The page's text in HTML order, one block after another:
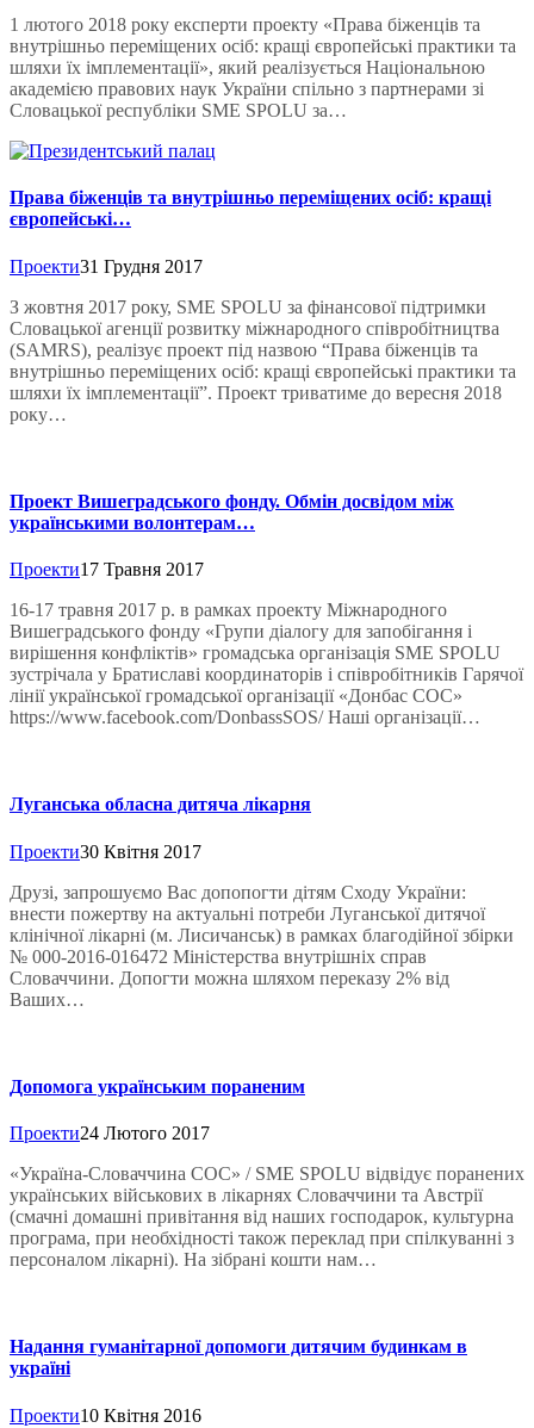
1 лютого 2018 року експерти проекту «Права біженців та
внутрішньо переміщених осіб: кращі європейські практики та
шляхи їх імплементації», який реалізується Національною
академією правових наук України спільно з партнерами зі
Словацької республіки SME SPOLU за…
Права біженців та внутрішньо переміщених осіб: кращі
європейські…
Проекти31 Грудня 2017
З жовтня 2017 року, SME SPOLU за фінансової підтримки
Словацької агенції розвитку міжнародного співробітництва
(SAMRS), реалізує проект під назвою “Права біженців та
внутрішньо переміщених осіб: кращі європейські практики та
шляхи їх імплементації”. Проект триватиме до вересня 2018
року…
Проект Вишеградського фонду. Обмін досвідом між
українськими волонтерам…
Проекти17 Травня 2017
16-17 травня 2017 р. в рамках проекту Міжнародного
Вишеградського фонду «Групи діалогу для запобігання і
вирішення конфліктів» громадська організація SME SPOLU
зустрічала у Братиславі координаторів і співробітників Гарячої
лінії української громадської організації «Донбас СОС»
https://www.facebook.com/DonbassSOS/ Наші організації…
Луганська обласна дитяча лікарня
Проекти30 Квітня 2017
Друзі, запрошуємо Вас допопогти дітям Сходу України:
внести пожертву на актуальні потреби Луганської дитячої
клінічної лікарні (м. Лисичанськ) в рамках благодійної збірки
№ 000-2016-016472 Міністерства внутрішніх справ
Словаччини. Допогти можна шляхом переказу 2% від
Ваших…
Допомога українським пораненим
Проекти24 Лютого 2017
«Україна-Словаччина COC» / SME SPOLU відвідує поранених
українських військових в лікарнях Словаччини та Австрії
(смачні домашні привітання від наших господарок, культурна
програма, при необхідності також переклад при спілкуванні з
персоналом лікарні). На зібрані кошти нам…
Надання гуманітарної допомоги дитячим будинкам в
україні
Проекти10 Квітня 2016